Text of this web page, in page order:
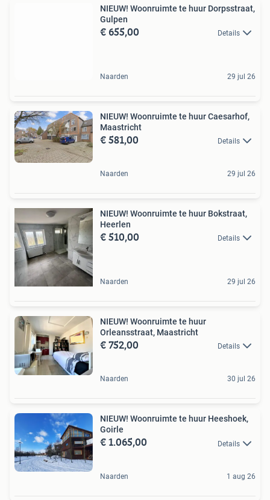
NIEUW! Woonruimte te huur Dorpsstraat,
Gulpen
€ 655,00 Details
Naarden 29 jul 26
NIEUW! Woonruimte te huur Caesarhof,
Maastricht
€ 581,00 Details
Naarden 29 jul 26
NIEUW! Woonruimte te huur Bokstraat,
Heerlen
€ 510,00 Details
Naarden 29 jul 26
NIEUW! Woonruimte te huur
Orleansstraat, Maastricht
€ 752,00 Details
Naarden 30 jul 26
NIEUW! Woonruimte te huur Heeshoek,
Goirle
€ 1.065,00 Details
Naarden 1 aug 26